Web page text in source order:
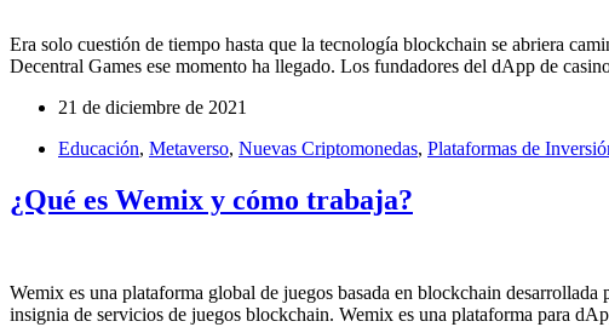
Era solo cuestión de tiempo hasta que la tecnología blockchain se abriera
Decentral Games ese momento ha llegado. Los fundadores del dApp de
21 de diciembre de 2021
Educación, Metaverso, Nuevas Criptomonedas, Plataformas de
¿Qué es Wemix y cómo trabaja?
Wemix es una plataforma global de juegos basada en blockchain
insignia de servicios de juegos blockchain. Wemix es una plataforma para